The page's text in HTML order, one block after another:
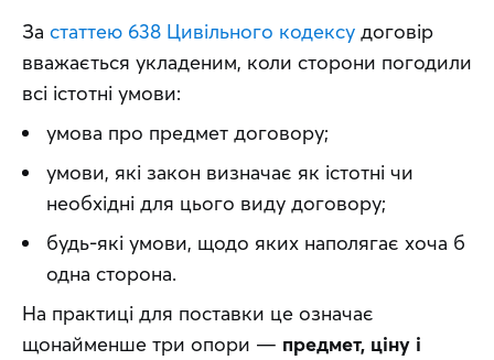
За статтею 638 Цивільного кодексу договір
вважається укладеним, коли сторони погодили
всі істотні умови:
умова про предмет договору;
умови, які закон визначає як істотні чи
необхідні для цього виду договору;
будь-які умови, щодо яких наполягає хоча б
одна сторона.
На практиці для поставки це означає
щонайменше три опори — предмет, ціну і